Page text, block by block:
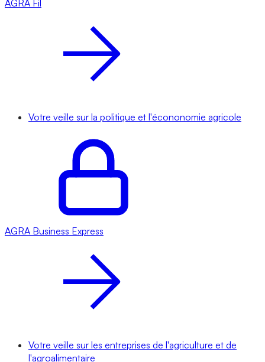
AGRA Fil
Votre veille sur la politique et l'écononomie agricole
AGRA Business Express
Votre veille sur les entreprises de l'agriculture et de
l'agroalimentaire